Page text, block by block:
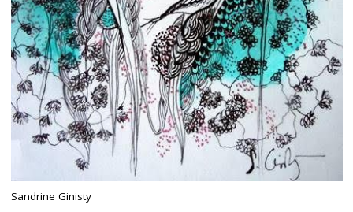
Sandrine Ginisty